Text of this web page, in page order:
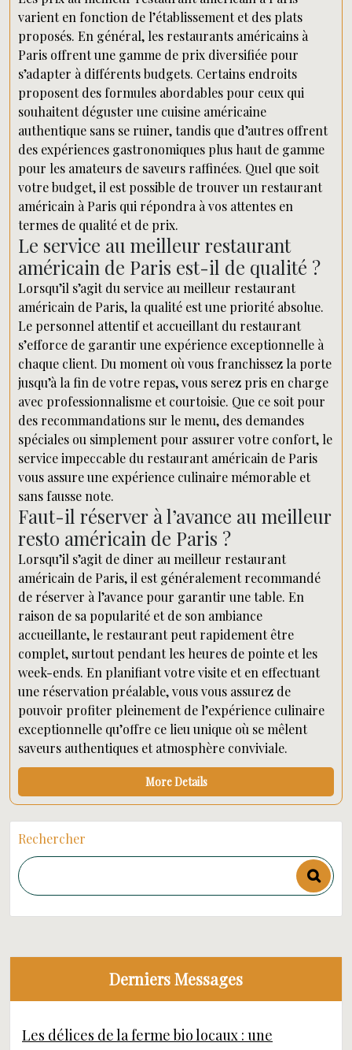
varient en fonction de l’établissement et des plats
proposés. En général, les restaurants américains à
Paris offrent une gamme de prix diversifiée pour
s’adapter à différents budgets. Certains endroits
proposent des formules abordables pour ceux qui
souhaitent déguster une cuisine américaine
authentique sans se ruiner, tandis que d’autres offrent
des expériences gastronomiques plus haut de gamme
pour les amateurs de saveurs raffinées. Quel que soit
votre budget, il est possible de trouver un restaurant
américain à Paris qui répondra à vos attentes en
termes de qualité et de prix.
Le service au meilleur restaurant
américain de Paris est-il de qualité ?
Lorsqu’il s’agit du service au meilleur restaurant
américain de Paris, la qualité est une priorité absolue.
Le personnel attentif et accueillant du restaurant
s’efforce de garantir une expérience exceptionnelle à
chaque client. Du moment où vous franchissez la porte
jusqu’à la fin de votre repas, vous serez pris en charge
avec professionnalisme et courtoisie. Que ce soit pour
des recommandations sur le menu, des demandes
spéciales ou simplement pour assurer votre confort, le
service impeccable du restaurant américain de Paris
vous assure une expérience culinaire mémorable et
sans fausse note.
Faut-il réserver à l’avance au meilleur
resto américain de Paris ?
Lorsqu’il s’agit de diner au meilleur restaurant
américain de Paris, il est généralement recommandé
de réserver à l’avance pour garantir une table. En
raison de sa popularité et de son ambiance
accueillante, le restaurant peut rapidement être
complet, surtout pendant les heures de pointe et les
week-ends. En planifiant votre visite et en effectuant
une réservation préalable, vous vous assurez de
pouvoir profiter pleinement de l’expérience culinaire
exceptionnelle qu’offre ce lieu unique où se mêlent
saveurs authentiques et atmosphère conviviale.
More Details
Rechercher
Derniers Messages
Les délices de la ferme bio locaux : une